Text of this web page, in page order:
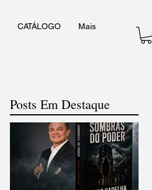
CATÁLOGO Mais
Posts Em Destaque